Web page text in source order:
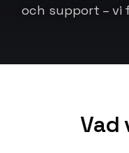
och support – vi
Vad